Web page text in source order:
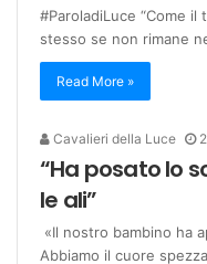
#ParoladiLuce “Come
stesso se non rimane
Read More »
Cavalieri della Luce
“Ha posato lo
le ali”
«Il nostro bambino ha
Abbiamo il cuore